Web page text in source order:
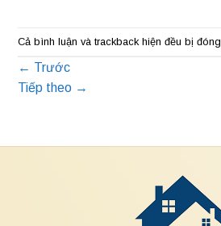
Cả bình luận và trackback hiện đều bị đóng.
← Trước
Tiếp theo →